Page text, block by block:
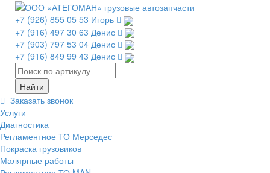
+7 (926) 855 05 53 Игорь
+7 (916) 497 30 63 Денис
+7 (903) 797 53 04 Денис
+7 (916) 849 99 43 Денис
Заказать звонок
Услуги
Диагностика
Регламентное ТО Мерседес
Покраска грузовиков
Малярные работы